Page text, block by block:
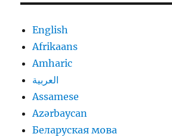
English
Afrikaans
Amharic
العربية
Assamese
Azərbaycan
Беларуская мова